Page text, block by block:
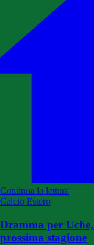
Continua la lettura
Calcio Estero
Dramma per
prossima stagione